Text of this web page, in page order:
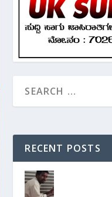
RECENT POSTS